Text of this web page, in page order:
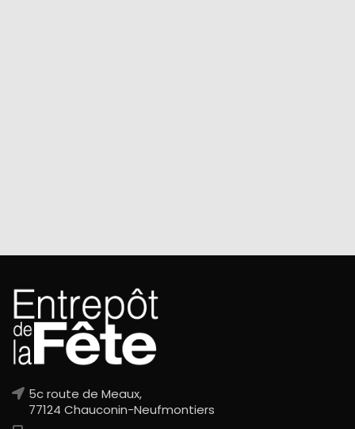
5c route de Meaux,
77124 Chauconin-Neufmontiers